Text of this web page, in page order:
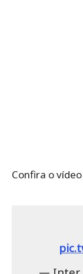
Confira o